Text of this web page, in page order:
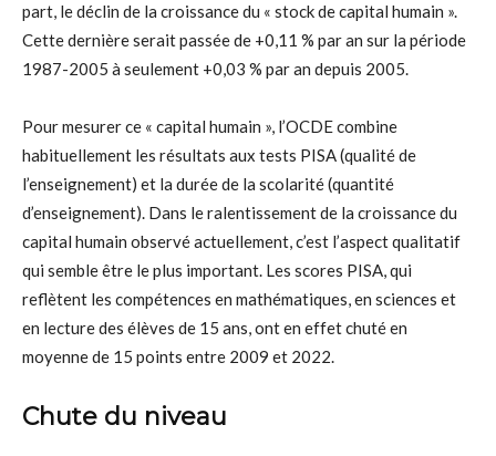
part, le déclin de la croissance du « stock de capital humain ».
Cette dernière serait passée de +0,11 % par an sur la période
1987-2005 à seulement +0,03 % par an depuis 2005.
Pour mesurer ce « capital humain », l’OCDE combine
habituellement les résultats aux tests PISA (qualité de
l’enseignement) et la durée de la scolarité (quantité
d’enseignement). Dans le ralentissement de la croissance du
capital humain observé actuellement, c’est l’aspect qualitatif
qui semble être le plus important. Les scores PISA, qui
reflètent les compétences en mathématiques, en sciences et
en lecture des élèves de 15 ans, ont en effet chuté en
moyenne de 15 points entre 2009 et 2022.
Chute du niveau